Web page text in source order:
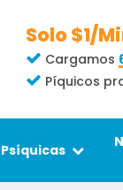
Solo $1/
Cargamos
Píquicos